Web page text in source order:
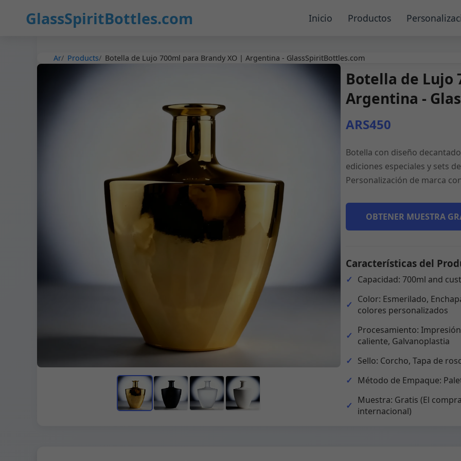
GlassSpiritBottles.com Inicio Productos
Ar Products Botella de Lujo 700ml para Brandy XO | Argentina - GlassSpiritBottles.com
Botella de Lujo
Argentina -
ARS450
Botella con diseño
ediciones especiales y sets
Personalización de marca
OBTENER MUESTRA
Características del
Capacidad: 700ml and
Color: Esmerilado,
colores personalizados
Procesamiento:
caliente, Galvanoplastia
Sello: Corcho, Tapa de
Método de Empaque:
Muestra: Gratis (El
internacional)